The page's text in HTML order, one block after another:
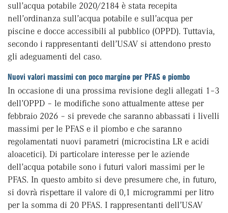
sull’acqua potabile 2020/2184 è stata recepita
nell’ordinanza sull’acqua potabile e sull’acqua per
piscine e docce accessibili al pubblico (OPPD). Tuttavia,
secondo i rappresentanti dell’USAV si attendono presto
gli adeguamenti del caso.
Nuovi valori massimi con poco margine per PFAS e piombo
In occasione di una prossima revisione degli allegati 1–3
dell’OPPD – le modifiche sono attualmente attese per
febbraio 2026 – si prevede che saranno abbassati i livelli
massimi per le PFAS e il piombo e che saranno
regolamentati nuovi parametri (microcistina LR e acidi
aloacetici). Di particolare interesse per le aziende
dell’acqua potabile sono i futuri valori massimi per le
PFAS. In questo ambito si deve presumere che, in futuro,
si dovrà rispettare il valore di 0,1 microgrammi per litro
per la somma di 20 PFAS. I rappresentanti dell’USAV